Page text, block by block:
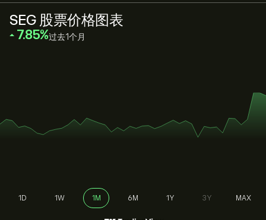
SEG 股票价格图表
‎7.85‎ 过去1个月
1D 1W 1M 6M 1Y 3Y MAX